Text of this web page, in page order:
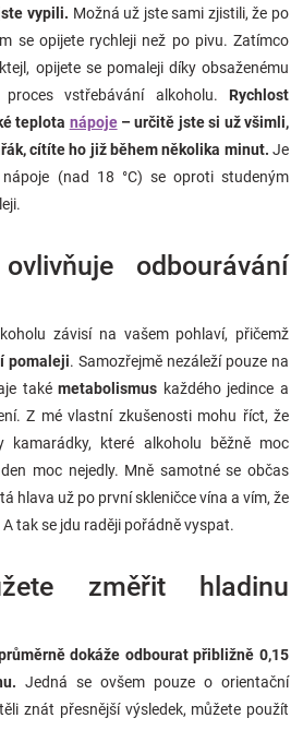
vypili. Možná už jste sami zjistili, že po
se opijete rychleji než po pivu. Zatímco
opijete se pomaleji díky obsaženému
vstřebávání alkoholu. Rychlost
teplota nápoje– určitě jste si už všimli,
cítíte ho již během několika minut. Je
(nad 18 °C) se oproti studeným
odbourávání
závisí na vašem pohlaví, přičemž
pomaleji. Samozřejmě nezáleží pouze na
takémetabolismus každého jedince a
Z mé vlastní zkušenosti mohu říct, že
kamarádky, které alkoholu běžně moc
moc nejedly. Mně samotné se občas
hlava už po první skleničce vína a vím, že
tak se jdu raději pořádně vyspat.
změřit hladinu
dokáže odbourat přibližně 0,15
Jedná se ovšem pouze o orientační
znát přesnější výsledek, můžete použít